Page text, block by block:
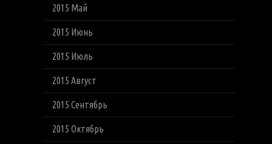
2015 Май
2015 Июнь
2015 Июль
2015 Август
2015 Сентябрь
2015 Октябрь